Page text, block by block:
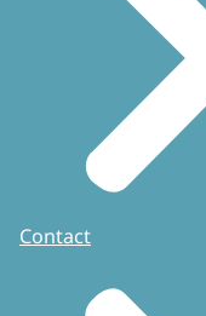
Contact